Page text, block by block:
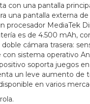
con una pantalla
una pantalla externa
procesador MediaTek
es de 4.500 mAh,
doble cámara trasera:
con sistema operativo
soporta juegos
un leve aumento de
en varios